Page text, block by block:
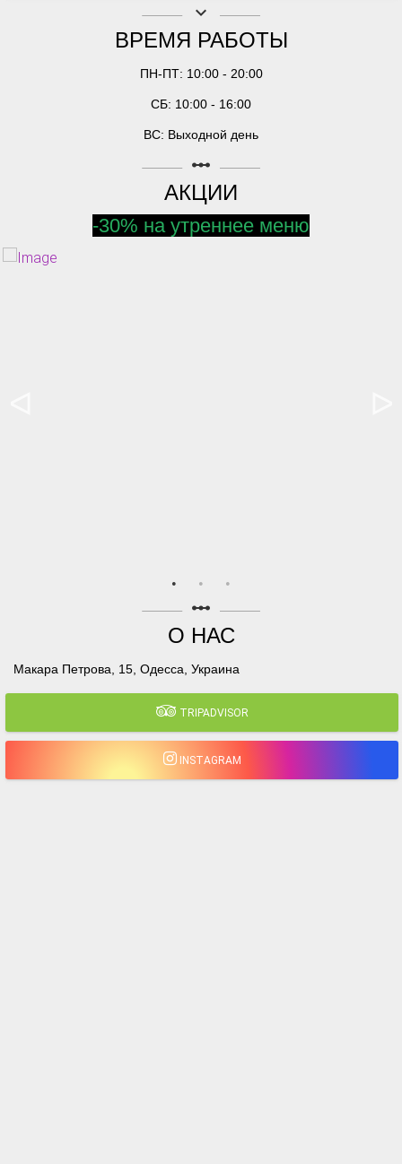
keyboard_arrow_down
ВРЕМЯ РАБОТЫ
ПН-ПТ: 10:00 - 20:00
СБ: 10:00 - 16:00
ВС: Выходной день
linear_scale
АКЦИИ
-30% на утреннее меню
linear_scale
О НАС
Макара Петрова, 15, Одесса, Украина
TRIPADVISOR
INSTAGRAM